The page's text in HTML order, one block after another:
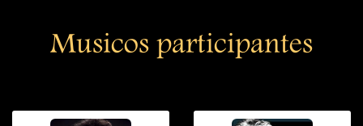
Musicos participantes